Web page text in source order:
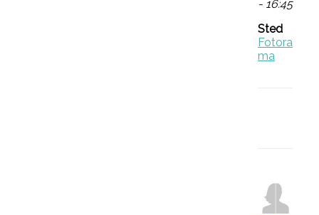
- 16:45
Sted
Fotora
ma